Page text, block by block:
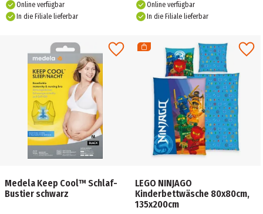
Online verfügbar
In die Filiale lieferbar
Online verfügbar
In die Filiale lieferbar
Medela Keep Cool™ Schlaf-
Bustier schwarz
LEGO NINJAGO
Kinderbettwäsche 80x80cm,
135x200cm